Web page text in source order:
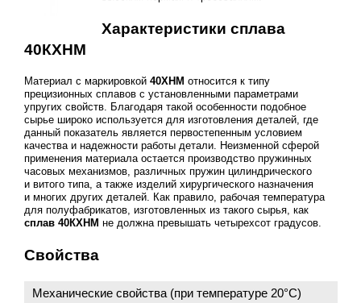
Характеристики сплава
40КХНМ
Материал с маркировкой 40ХНМ относится к типу
прецизионных сплавов с установленными параметрами
упругих свойств. Благодаря такой особенности подобное
сырье широко используется для изготовления деталей, где
данный показатель является первостепенным условием
качества и надежности работы детали. Неизменной сферой
применения материала остается производство пружинных
часовых механизмов, различных пружин цилиндрического
и витого типа, а также изделий хирургического назначения
и многих других деталей. Как правило, рабочая температура
для полуфабрикатов, изготовленных из такого сырья, как
сплав 40КХНМ не должна превышать четырехсот градусов.
Свойства
Механические свойства (при температуре 20°C)